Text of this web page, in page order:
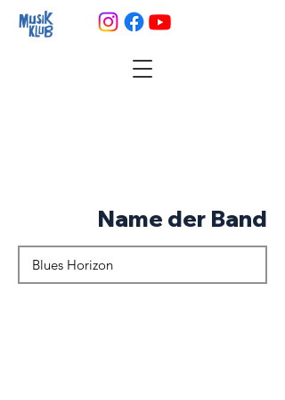
Name der Band